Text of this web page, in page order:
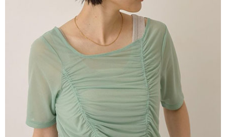
2.透過簡訊連結打開帳單後，可選擇「超商條碼／台灣大直營門市／銀行轉
帳／街口支付／iPASS MONEY」等通路繳費。
【注意事項】
1.本服務係由「台灣大哥大股份有限公司」（以下簡稱本公司）所提供，讓
用戶於交易時，得透過本服務購買商品或服務，並由商店將買賣／分期付款
買賣價金債權讓與本公司後，依約使用本公司帳單繳交帳款。
2.基於同意付款使用「大哥付你分期」之契約關係目的，商店將以您的個人
資料（包含姓名、電話或地址）提供予台灣大哥大進項蒐集、處理及利用，
由本公司與您本人進行分期帳單所需資料之確認、核對及更正。
3.完整用戶服務條款，請詳閱以下連結：
https://oppay.tw/userRule
１．於結帳方式選擇「AFTEE先享後付」後，將跳轉至「AFTEE先享後付」
結帳頁面，進行簡訊認證並確認金額後，即可完成結帳。
２．訂單成立數日內，您將收到繳費通知簡訊。
３．收到繳費通知簡訊後14天內，點擊此簡訊中的連結，可透過四大超商／
ATM／網路銀行／等多元方式進行付款，方視為交易完成。
※ 請注意：結帳手續完成當下不需立刻繳費，但若您需要取消訂單，請聯絡
購買商品的店家。未經商家同意取消之訂單仍視為有效，需透過AFTEE先享
後付繳納相關費用。
※ 交易是否成功請以「AFTEE先享後付 」之結帳頁面顯示為準，若有關於
是否繳費成功／繳費後需取消欲退款等相關疑問，請聯繫「AFTEE先享後付
客戶支援中心」 https://netprotections.freshdesk.com/support/home
１．透過由恩沛科技股份有限公司提供之「AFTEE先享後付」服務完成之交
易，需依本服務之必要範圍內提供個人資料，並將交易相關給付款項請求債
每筆NT$60，滿NT$388(含以上)免運費
萊爾富取貨付款
每筆NT$60，滿NT$888(含以上)免運費
每筆NT$60，滿NT$888(含以上)免運費
7-11取貨付款
每筆NT$60，滿NT$888(含以上)免運費